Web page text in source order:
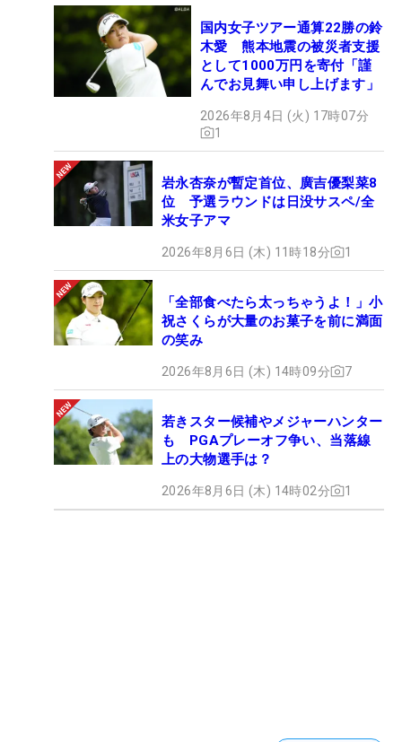
国内女子ツアー通算22勝の鈴
木愛 熊本地震の被災者支援
として1000万円を寄付「謹
んでお見舞い申し上げます」
2026年8月4日 (火) 17時07分
1
岩永杏奈が暫定首位、廣吉優梨菜8
位 予選ラウンドは日没サスペ/全
米女子アマ
2026年8月6日 (木) 11時18分 1
「全部食べたら太っちゃうよ！」小
祝さくらが大量のお菓子を前に満面
の笑み
2026年8月6日 (木) 14時09分 7
若きスター候補やメジャーハンター
も PGAプレーオフ争い、当落線
上の大物選手は？
2026年8月6日 (木) 14時02分 1